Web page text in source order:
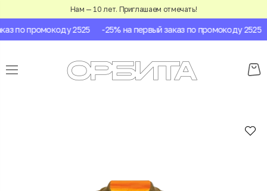
Нам — 10 лет. Приглашаем отмечать!
по промокоду 2525 -25% на первый заказ по промокоду 2525